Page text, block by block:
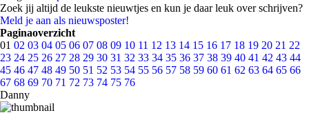
Zoek jij altijd de leukste nieuwtjes en kun je daar leuk over schrijven?
Meld je aan als nieuwsposter!
Paginaoverzicht
01 02 03 04 05 06 07 08 09 10 11 12 13 14 15 16 17 18 19 20 21 22
23 24 25 26 27 28 29 30 31 32 33 34 35 36 37 38 39 40 41 42 43 44
45 46 47 48 49 50 51 52 53 54 55 56 57 58 59 60 61 62 63 64 65 66
67 68 69 70 71 72 73 74 75 76
Danny